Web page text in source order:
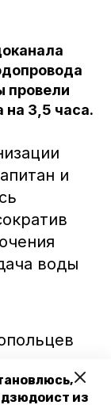
из
провели
на 3,5 часа.
и
воды
с